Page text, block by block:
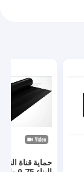
حماية قناة